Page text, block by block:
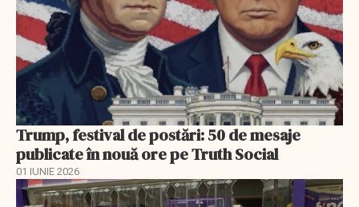
Trump, festival de postări: 50 de mesaje
publicate în nouă ore pe Truth Social
01 IUNIE 2026